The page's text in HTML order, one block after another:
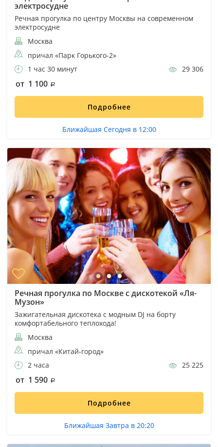
электросудне
Речная прогулка по центру Москвы на современном
электросудне
Москва
причал «Парк Горького-2»
1 час 30 минут
29 306
от 1 100
Подробнее
Ближайшая Сегодня в 12:00
Речная прогулка по Москве с дискотекой «Ля-
Музон»
Зажигательная дискотека с модным DJ на борту
комфортабельного теплохода!
Москва
причал «Китай-город»
2 часа
25 225
от 1 590
Подробнее
Ближайшая Завтра в 20:20